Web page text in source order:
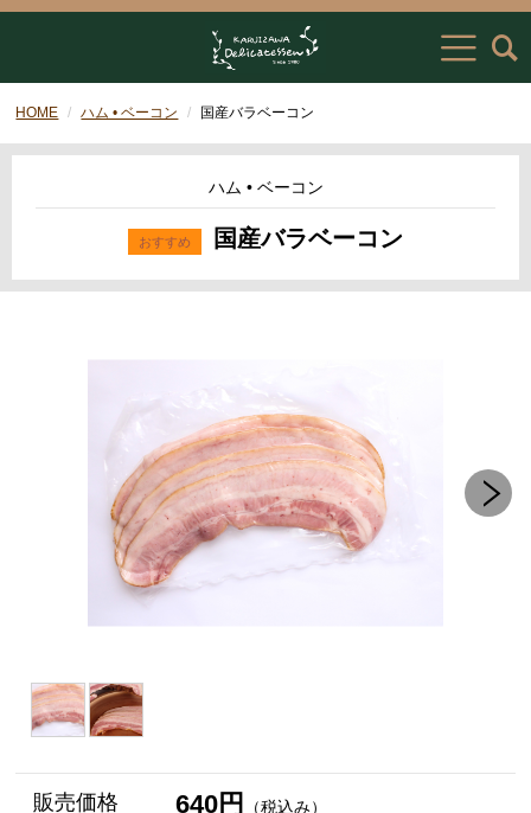
HOME ハム • ベーコン 国産バラベーコン
ハム • ベーコン
国産バラベーコン
販売価格 640円 （税込み）